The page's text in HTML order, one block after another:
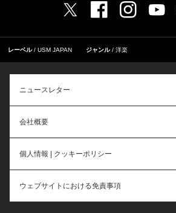
レーベル USM JAPAN ジャンル 洋楽
ニュースレター
会社概要
個人情報 | クッキーポリシー
ウェブサイトにおける免責事項